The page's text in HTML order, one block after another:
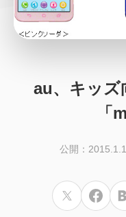
回線 iPhone iPad
au、キッズ
「
公開：